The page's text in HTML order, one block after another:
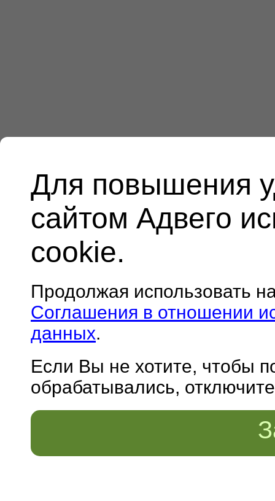
Для повышения
сайтом Адвего
cookie.
Продолжая использовать
Соглашения в отношении
данных.
Если Вы не хотите, чтобы
обрабатывались,